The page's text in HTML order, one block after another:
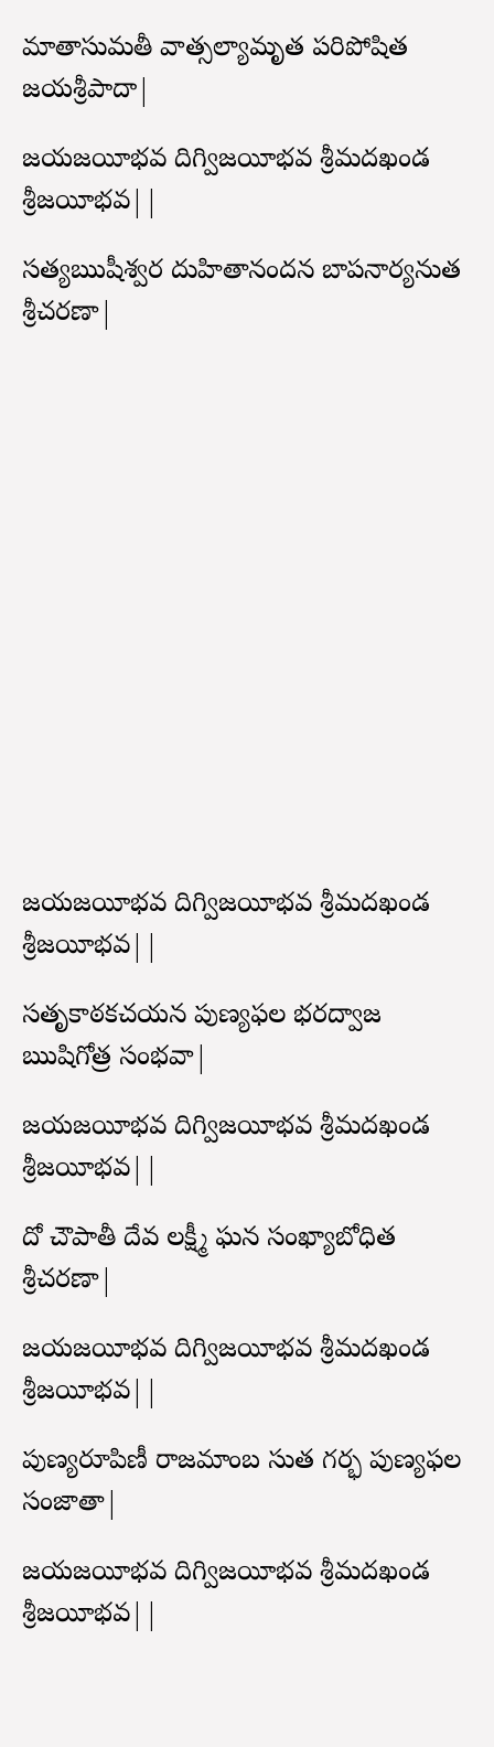
మాతాసుమతీ వాత్సల్యామృత పరిపోషిత
జయశ్రీపాదా|
జయవిజయీభవ దిగ్విజయీభవ శ్రీమదఖండ
శ్రీవిజయీభవ||
సత్యఋషీశ్వర దుహితానందన బాపనార్యనుత
శ్రీచరణా|
జయవిజయీభవ దిగ్విజయీభవ శ్రీమదఖండ
శ్రీవిజయీభవ||
సవితృకాఠకచయన పుణ్యఫల భరద్వాజ
ఋషిగోత్ర సంభవా|
జయవిజయీభవ దిగ్విజయీభవ శ్రీమదఖండ
శ్రీవిజయీభవ||
దో చౌపాతీ దేవ లక్ష్మీ ఘన సంఖ్యాబోధిత
శ్రీచరణా|
జయవిజయీభవ దిగ్విజయీభవ శ్రీమదఖండ
శ్రీవిజయీభవ||
పుణ్యరూపిణీ రాజమాంబ సుత గర్భ పుణ్యఫల
సంజాతా|
జయవిజయీభవ దిగ్విజయీభవ శ్రీమదఖండ
శ్రీవిజయీభవ||